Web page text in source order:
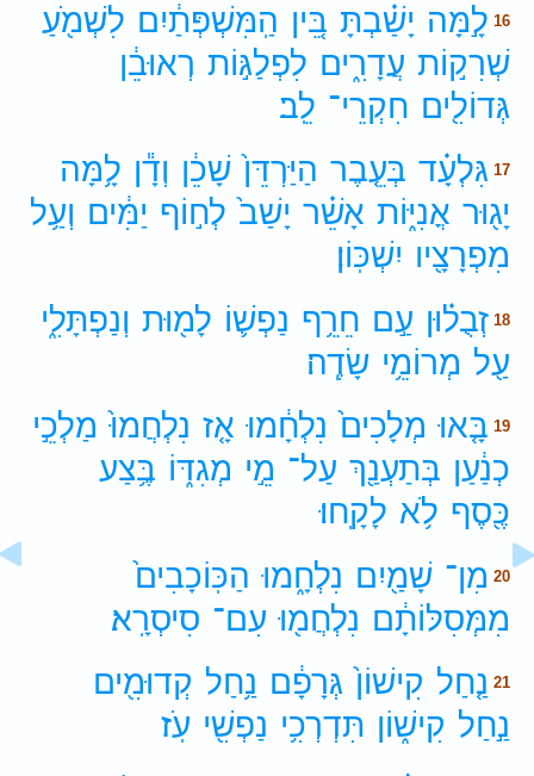
16 לָ֣מָּה יָשַׁ֗בְתָּ בֵּ֚ין הַֽמִּשְׁפְּתַ֔יִם לִשְׁמֹ֖עַ
שְׁרִק֣וֹת עֲדָרִ֑ים לִפְלַגּ֣וֹת רְאוּבֵ֔ן
גְּדוֹלִ֖ים חִקְרֵי־ לֵֽב׃
17 גִּלְעָ֗ד בְּעֵ֤בֶר הַיַּרְדֵּן֙ שָׁכֵ֔ן וְדָ֕ן לָ֥מָּה
יָג֖וּר אֳנִיּ֑וֹת אָשֵׁ֗ר יָשַׁב֙ לְח֣וֹף יַמִּ֔ים וְעַ֥ל
מִפְרָצָ֖יו יִשְׁכּֽוֹן׃
18 זְבֻל֗וּן עַ֣ם חֵרֵ֥ף נַפְשׁ֛וֹ לָמ֖וּת וְנַפְתָּלִ֑י
עַ֖ל מְרוֹמֵ֥י שָׂדֶֽה׃
19 בָּ֤אוּ מְלָכִים֙ נִלְחָ֔מוּ אָ֤ז נִלְחֲמוּ֙ מַלְכֵ֣י
כְנַ֔עַן בְּתַעְנַ֖ךְ עַל־ מֵ֣י מְגִדּ֑וֹ בֶּ֥צַע
כֶּ֖סֶף לֹ֥א לָקָֽחוּ׃
20 מִן־ שָׁמַ֖יִם נִלְחָ֑מוּ הַכּֽוֹכָבִים֙
מִמְּסִלּוֹתָ֔ם נִלְחֲמ֖וּ עִם־ סִיסְרָֽא׃
21 נַ֤חַל קִישׁוֹן֙ גְּרָפָ֔ם נַ֥חַל קְדוּמִ֖ים
נַ֣חַל קִישׁ֑וֹן תִּדְרְכִ֥י נַפְשִׁ֖י עֹֽז׃